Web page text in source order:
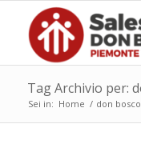
Tag Archivio per:
Sei in: Home / don